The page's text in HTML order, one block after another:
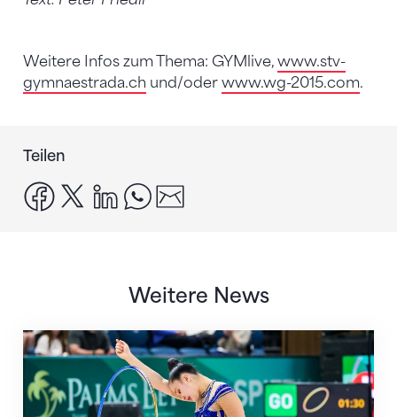
Weitere Infos zum Thema: GYMlive, www.stv-
gymnaestrada.ch und/oder www.wg-2015.com.
Teilen
facebook
x linkedinwhatsapp
Weitere News
Nächster Halt: Weltmeisterschaft